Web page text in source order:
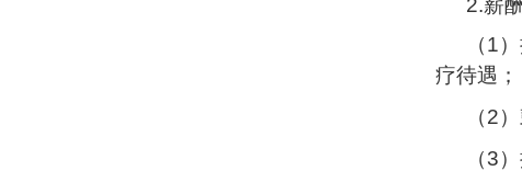
2.薪
（1
疗待遇；
（2
（3